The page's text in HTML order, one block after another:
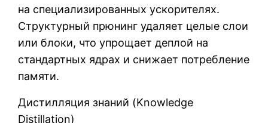
на специализированных ускорителях.
Структурный прюнинг удаляет целые слои
или блоки, что упрощает деплой на
стандартных ядрах и снижает потребление
памяти.
Дистилляция знаний (Knowledge
Distillation)